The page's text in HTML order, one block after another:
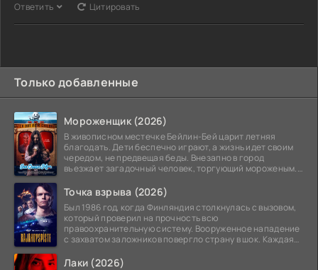
Ответить Цитировать
Только добавленные
Мороженщик (2026)
В живописном местечке Бейлин-Бей царит летняя
благодать. Дети беспечно играют, а жизнь идет своим
чередом, не предвещая беды. Внезапно в город
въезжает загадочный человек, торгующий мороженым.
Точка взрыва (2026)
Был 1986 год, когда Финляндия столкнулась с вызовом,
который проверил на прочность всю
правоохранительную систему. Вооруженное нападение
с захватом заложников повергло страну в шок. Каждая
Лаки (2026)